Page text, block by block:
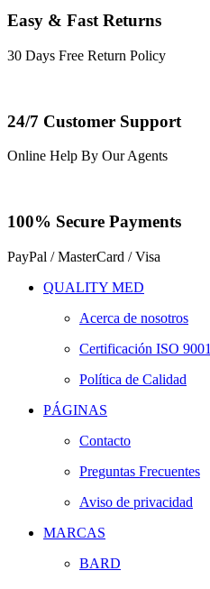
Easy & Fast Returns
30 Days Free Return Policy
24/7 Customer Support
Online Help By Our Agents
100% Secure Payments
PayPal / MasterCard / Visa
QUALITY MED
Acerca de nosotros
Certificación ISO 9001
Política de Calidad
PÁGINAS
Contacto
Preguntas Frecuentes
Aviso de privacidad
MARCAS
BARD